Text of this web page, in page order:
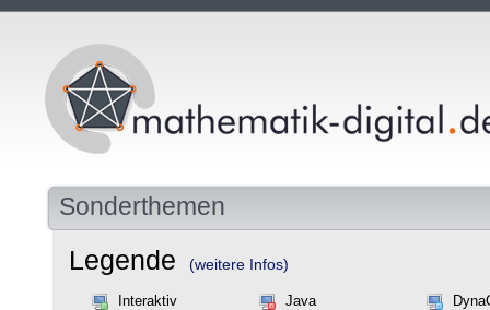
Sonderthemen
Legende (weitere Infos)
Interaktiv Java